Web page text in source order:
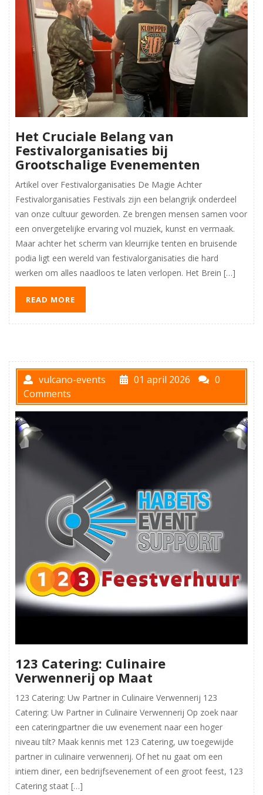
Het Cruciale Belang van
Festivalorganisaties bij
Grootschalige Evenementen
Artikel over Festivalorganisaties De Magie Achter
Festivalorganisaties Festivals zijn een belangrijk onderdeel
van onze cultuur geworden. Ze brengen mensen samen voor
een onvergetelijke ervaring vol muziek, kunst en vermaak.
Maar achter het scherm van kleurrijke tenten en bruisende
podia ligt een wereld van festivalorganisaties die hard
werken om alles naadloos te laten verlopen. Het Brein […]
READ MORE
vulcano-events 01 april 2026
0
Comments
123 Catering: Culinaire
Verwennerij op Maat
123 Catering: Uw Partner in Culinaire Verwennerij 123
Catering: Uw Partner in Culinaire Verwennerij Op zoek naar
een cateringpartner die uw evenement naar een hoger
niveau tilt? Maak kennis met 123 Catering, uw toegewijde
partner in culinaire verwennerij. Of het nu gaat om een
intiem diner, een bedrijfsevenement of een groot feest, 123
Catering staat […]